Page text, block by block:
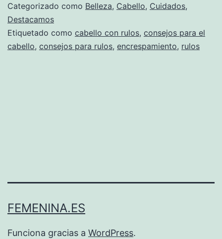
Categorizado como Belleza, Cabello, Cuidados,
Destacamos
Etiquetado como cabello con rulos, consejos para el
cabello, consejos para rulos, encrespamiento, rulos
FEMENINA.ES
Funciona gracias a WordPress.